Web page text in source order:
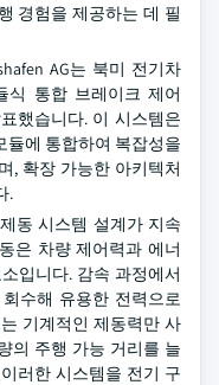
경험을 제공하는 데 필
AG는 북미 전기차
식 통합 브레이크 제어
했습니다. 이 시스템은
듈에 통합하여 복잡성을
, 확장 가능한 아키텍처
.
동 시스템 설계가 지속
은 차량 제어력과 에너
입니다. 감속 과정에서
수해 유용한 전력으로
기계적인 제동력만 사
의 주행 가능 거리를 늘
러한 시스템을 전기 구